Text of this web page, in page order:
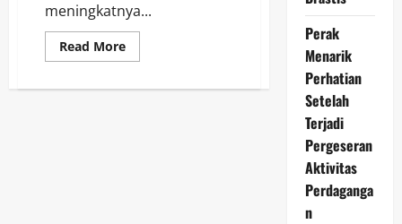
meningkatnya...
Read MoreRead
more
Harga
Perak
Menarik
Perhatian
Setelah
Terjadi
Pergeseran
Aktivitas
Perdaganga
n